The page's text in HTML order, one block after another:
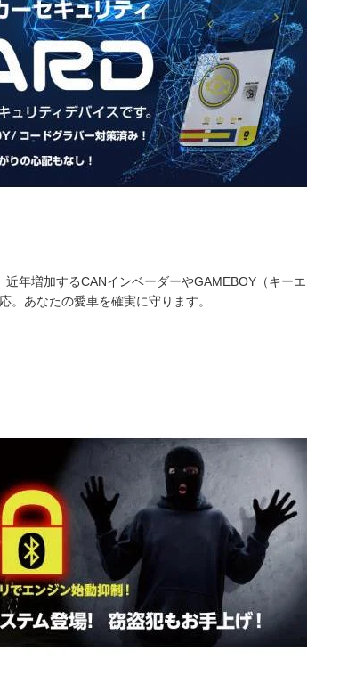
近年増加するCANインベーダーやGAMEBOY（キーエ
。あなたの愛車を確実に守ります。